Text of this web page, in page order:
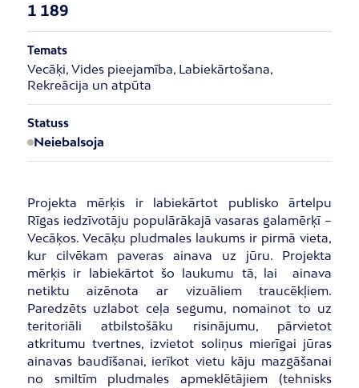
1 189
Temats
Vecāķi, Vides pieejamība, Labiekārtošana,
Rekreācija un atpūta
Statuss
Neiebalsoja
Projekta mērķis ir labiekārtot publisko ārtelpu
Rīgas iedzīvotāju populārākajā vasaras galamērķī –
Vecāķos. Vecāķu pludmales laukums ir pirmā vieta,
kur cilvēkam paveras ainava uz jūru. Projekta
mērķis ir labiekārtot šo laukumu tā, lai ainava
netiktu aizēnota ar vizuāliem traucēkļiem.
Paredzēts uzlabot ceļa segumu, nomainot to uz
teritoriāli atbilstošāku risinājumu, pārvietot
atkritumu tvertnes, izvietot soliņus mierīgai jūras
ainavas baudīšanai, ierīkot vietu kāju mazgāšanai
no smiltīm pludmales apmeklētājiem (tehnisks